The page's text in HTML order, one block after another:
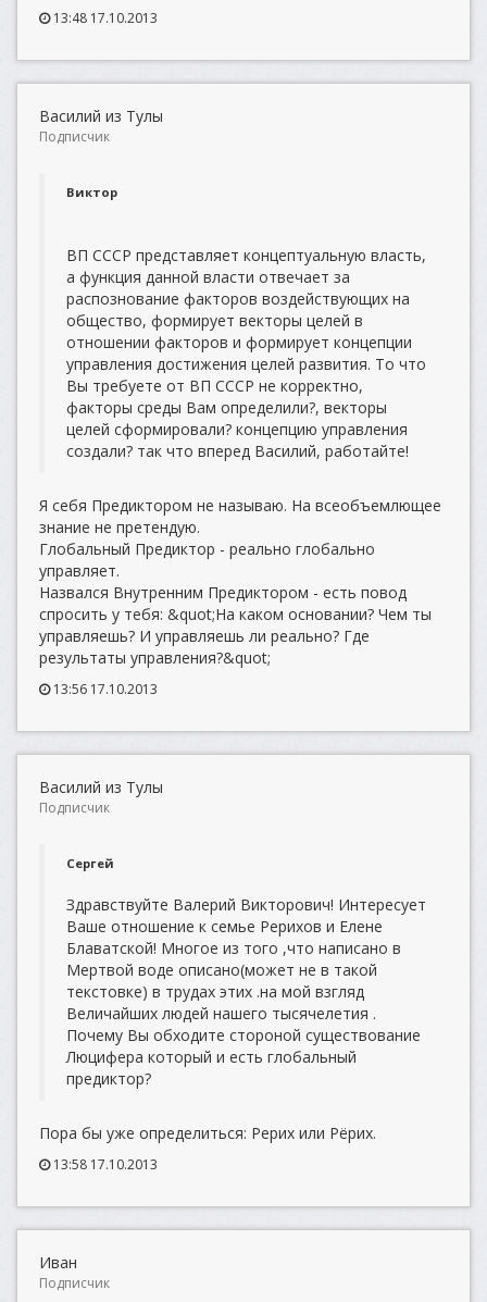
13:48 17.10.2013
Василий из Тулы
Подписчик
Виктор
ВП СССР представляет концептуальную власть,
а функция данной власти отвечает за
распознование факторов воздействующих на
общество, формирует векторы целей в
отношении факторов и формирует концепции
управления достижения целей развития. То что
Вы требуете от ВП СССР не корректно,
факторы среды Вам определили?, векторы
целей сформировали? концепцию управления
создали? так что вперед Василий, работайте!
Я себя Предиктором не называю. На всеобъемлющее
знание не претендую.
Глобальный Предиктор - реально глобально
управляет.
Назвался Внутренним Предиктором - есть повод
спросить у тебя: &quot;На каком основании? Чем ты
управляешь? И управляешь ли реально? Где
результаты управления?&quot;
13:56 17.10.2013
Василий из Тулы
Подписчик
Сергей
Здравствуйте Валерий Викторович! Интересует
Ваше отношение к семье Рерихов и Елене
Блаватской! Многое из того ,что написано в
Мертвой воде описано(может не в такой
текстовке) в трудах этих .на мой взгляд
Величайших людей нашего тысячелетия .
Почему Вы обходите стороной существование
Люцифера который и есть глобальный
предиктор?
Пора бы уже определиться: Рерих или Рёрих.
13:58 17.10.2013
Иван
Подписчик